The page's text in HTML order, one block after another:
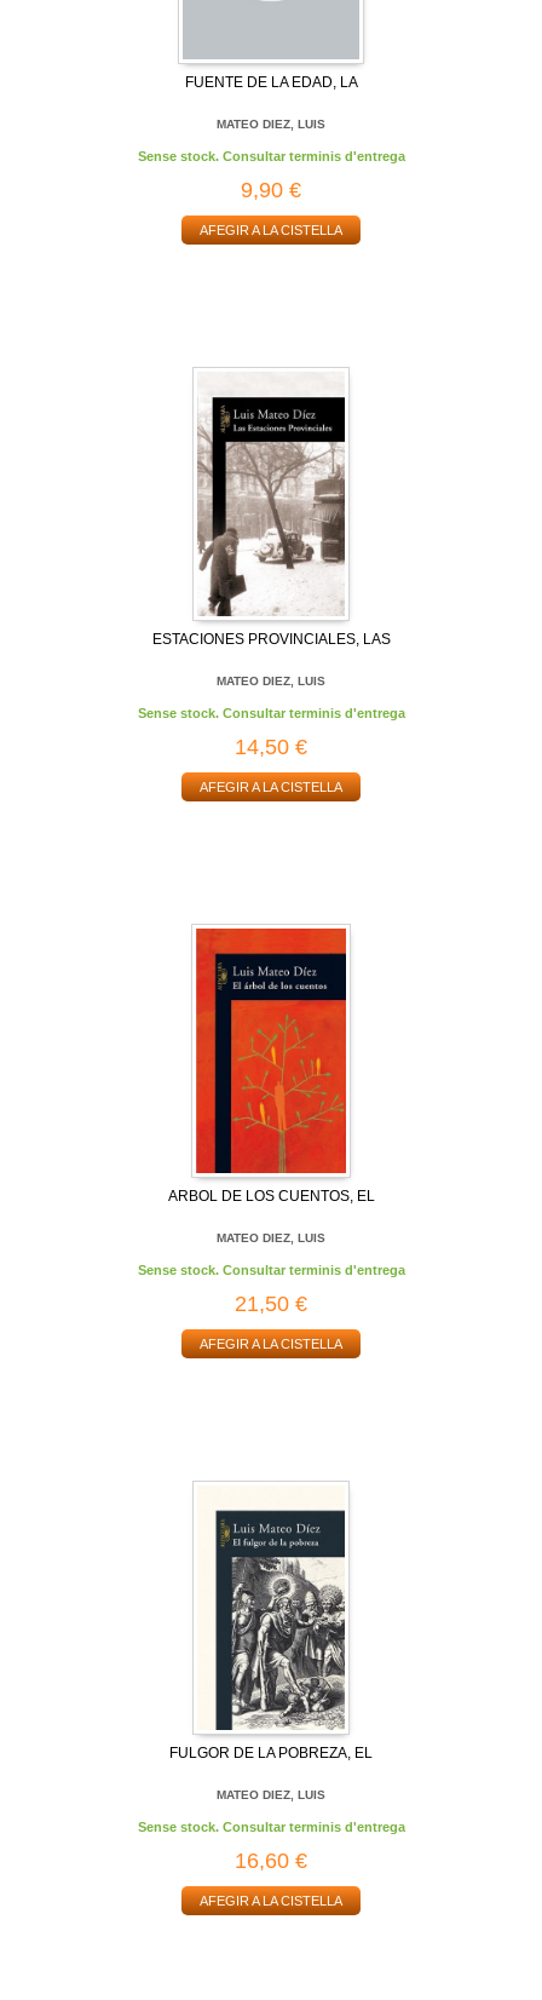
FUENTE DE LA EDAD, LA
MATEO DIEZ, LUIS
Sense stock. Consultar terminis d'entrega
9,90 €
AFEGIR A LA CISTELLA
ESTACIONES PROVINCIALES, LAS
MATEO DIEZ, LUIS
Sense stock. Consultar terminis d'entrega
14,50 €
AFEGIR A LA CISTELLA
ARBOL DE LOS CUENTOS, EL
MATEO DIEZ, LUIS
Sense stock. Consultar terminis d'entrega
21,50 €
AFEGIR A LA CISTELLA
FULGOR DE LA POBREZA, EL
MATEO DIEZ, LUIS
Sense stock. Consultar terminis d'entrega
16,60 €
AFEGIR A LA CISTELLA